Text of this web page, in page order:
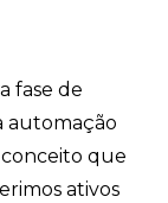
fase de
automação
que
ativos